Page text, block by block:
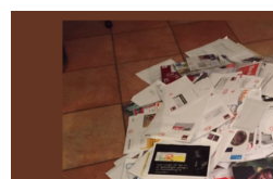
die een positieve maatschappelijke
moeilijker toegang hebben tot
hun plannen uit te werken.